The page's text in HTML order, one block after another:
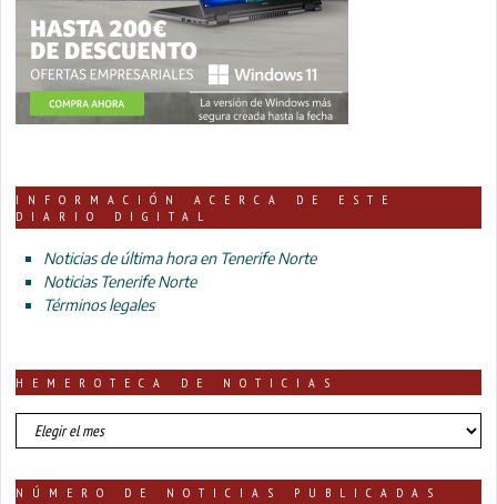
INFORMACIÓN ACERCA DE ESTE
DIARIO DIGITAL
Noticias de última hora en Tenerife Norte
Noticias Tenerife Norte
Términos legales
HEMEROTECA DE NOTICIAS
HEMEROTECA
DE
NÚMERO DE NOTICIAS PUBLICADAS